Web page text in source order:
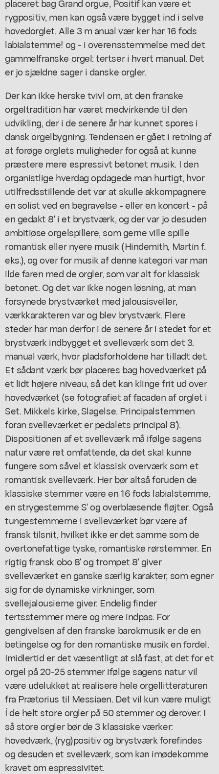
rygpositiv, men kan også være bygget ind i selve
hovedorglet. Alle 3 m anual vær ker har 16 fods
labialstemme! og - i overensstemmelse med det
gammelfranske orgel: tertser i hvert manual. Det
er jo sjældne sager i danske orgler.
Der kan ikke herske tvivl om, at den franske
orgeltradition har været medvirkende til den
udvikling, der i de senere år har kunnet spores i
dansk orgelbygning. Tendensen er gået i retning af
at forøge orglets muligheder for også at kunne
præstere mere espressivt betonet musik. I den
organistlige hverdag opdagede man hurtigt, hvor
utilfredsstillende det var at skulle akkompagnere
en solist ved en begravelse - eller en koncert - på
en gedakt 8' i et brystværk, og der var jo desuden
ambitiøse orgelspillere, som gerne ville spille
romantisk eller nyere musik (Hindemith, Martin f.
eks.), og over for musik af denne kategori var man
ilde faren med de orgler, som var alt for klassisk
betonet. Og det var ikke nogen løsning, at man
forsynede brystværket med jalousisveller,
værkkarakteren var og blev brystværk. Flere
steder har man derfor i de senere år i stedet for et
brystværk indbygget et svelleværk som det 3.
manual værk, hvor pladsforholdene har tilladt det.
Et sådant værk bør placeres bag hovedværket på
et lidt højere niveau, så det kan klinge frit ud over
hovedværket (se fotografiet af facaden af orglet i
Set. Mikkels kirke, Slagelse. Principalstemmen
foran svelleværket er pedalets principal 8').
Dispositionen af et svelleværk må ifølge sagens
natur være ret omfattende, da det skal kunne
fungere som såvel et klassisk overværk som et
romantisk svelleværk. Her bør altså foruden de
klassiske stemmer være en 16 fods labialstemme,
en strygestemme S' og overblæsende fløjter. Også
tungestemmerne i svelleværket bør være af
fransk tilsnit, hvilket ikke er det samme som de
overtonefattige tyske, romantiske rørstemmer. En
rigtig fransk obo 8' og trompet 8' giver
svelleværket en ganske særlig karakter, som egner
sig for de dynamiske virkninger, som
svellejalousierne giver. Endelig finder
tertsstemmer mere og mere indpas. For
gengivelsen af den franske barokmusik er de en
betingelse og for den romantiske musik en fordel.
Imidlertid er det væsentligt at slå fast, at det for et
orgel på 20-25 stemmer ifølge sagens natur vil
være udelukket at realisere hele orgellitteraturen
fra Prætorius til Messiaen. Det vil kun være muligt
Í de helt store orgler på 50 stemmer og derover. I
så store orgler bør de 3 klassiske værker:
hovedværk, (ryg)positiv og brystværk forefindes
og desuden et svelleværk, som kan imødekomme
kravet om espressivitet.